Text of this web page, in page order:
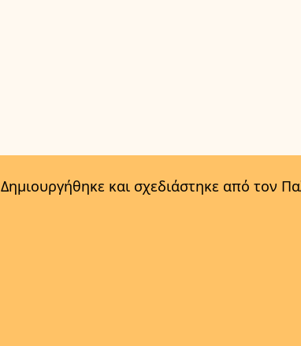
Δημιουργήθηκε και σχεδιάστηκε από τον